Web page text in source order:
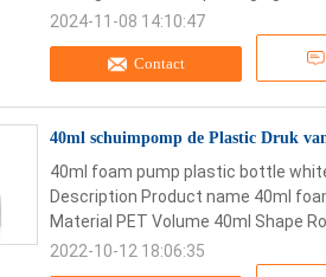
Contact
2024-11-08 14:10:47
40ml schuimpomp de Plastic Druk
40ml foam pump plastic bottle
Description Product name 40ml
Material PET Volume 40ml Shape
2022-10-12 18:06:35